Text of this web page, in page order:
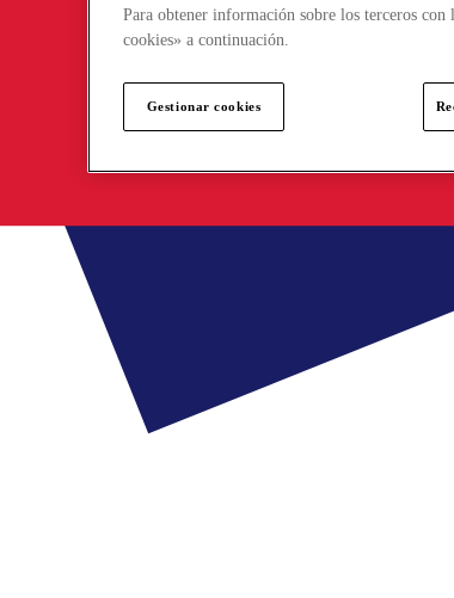
Para obtener información sobre los terceros
cookies» a continuación.
Gestionar cookies